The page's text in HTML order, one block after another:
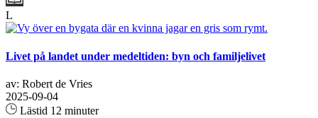
L
Livet på landet under medeltiden: byn och familjelivet
av: Robert de Vries
2025-09-04
Lästid 12 minuter